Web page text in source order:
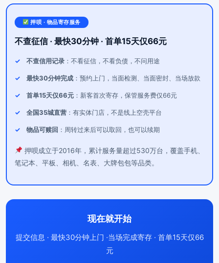
押呗 · 物品寄存服务
不查征信 · 最快30分钟 · 首单15天仅66元
不查信用记录 ：不看征信，不看负债，不问用途
最快30分钟完成 ：预约上门，当面检测、当面密封、当场放款
首单15天仅66元 ：新客首次寄存，保管服务费仅66元
全国35城直营 ：有实体门店，不是线上空壳平台
物品可赎回 ：周转过来后可以取回，也可以续期
押呗成立于2016年，累计服务量超过530万台，覆盖手机、
笔记本、平板、相机、名表、大牌包包等品类。
现在就开始
提交信息 · 最快30分钟上门 ·当场完成寄存 · 首单15天仅66
元